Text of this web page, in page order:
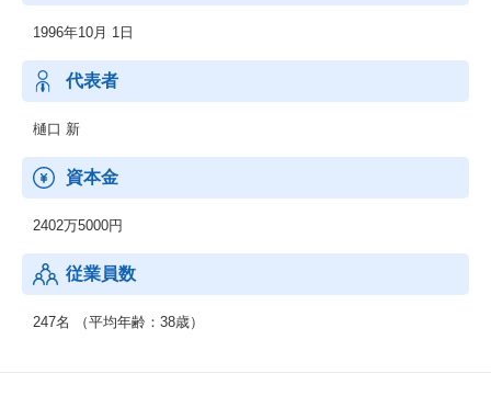
【主力サービス】
採用強化：変革RPOを掲げ、企業のビジネスの変革・成長を牽引
する人材の採用を実現。
採用戦略のコンサルティングからアウトソーシングによる実行ま
で、成果が出るまで顧客企業に併走することが特長です。
人事労務：勤怠管理や給与管理など人事労務のアウトソーシング
サービスを提供。
ます。
人事DX：採用管理システム、人事統合システムの自社プロダクト
を開発。
人事のDXソリューションにより、戦略人事の実現を支援していま
1996年10月 1日
代表者
樋口 新
資本金
2402万5000円
従業員数
247名 （平均年齢：38歳）